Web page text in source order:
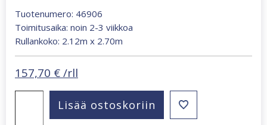
Tuotenumero: 46906
Toimitusaika: noin 2-3 viikkoa
Rullankoko: 2.12m x 2.70m
157,70 € /rll
Lisää ostoskoriin